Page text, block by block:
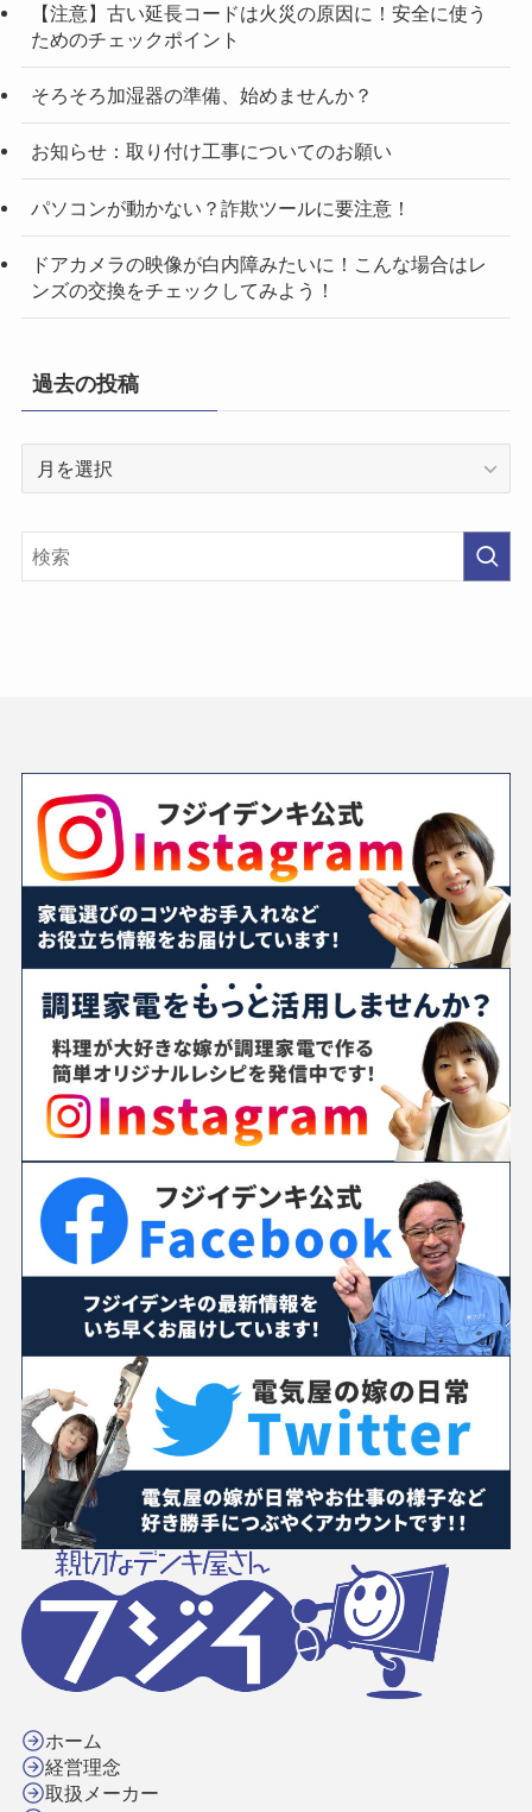
【注意】古い延長コードは火災の原因に！安全に使う
ためのチェックポイント
そろそろ加湿器の準備、始めませんか？
お知らせ：取り付け工事についてのお願い
パソコンが動かない？詐欺ツールに要注意！
ドアカメラの映像が白内障みたいに！こんな場合はレ
ンズの交換をチェックしてみよう！
過去の投稿
投
稿
ホーム
経営理念
取扱メーカー